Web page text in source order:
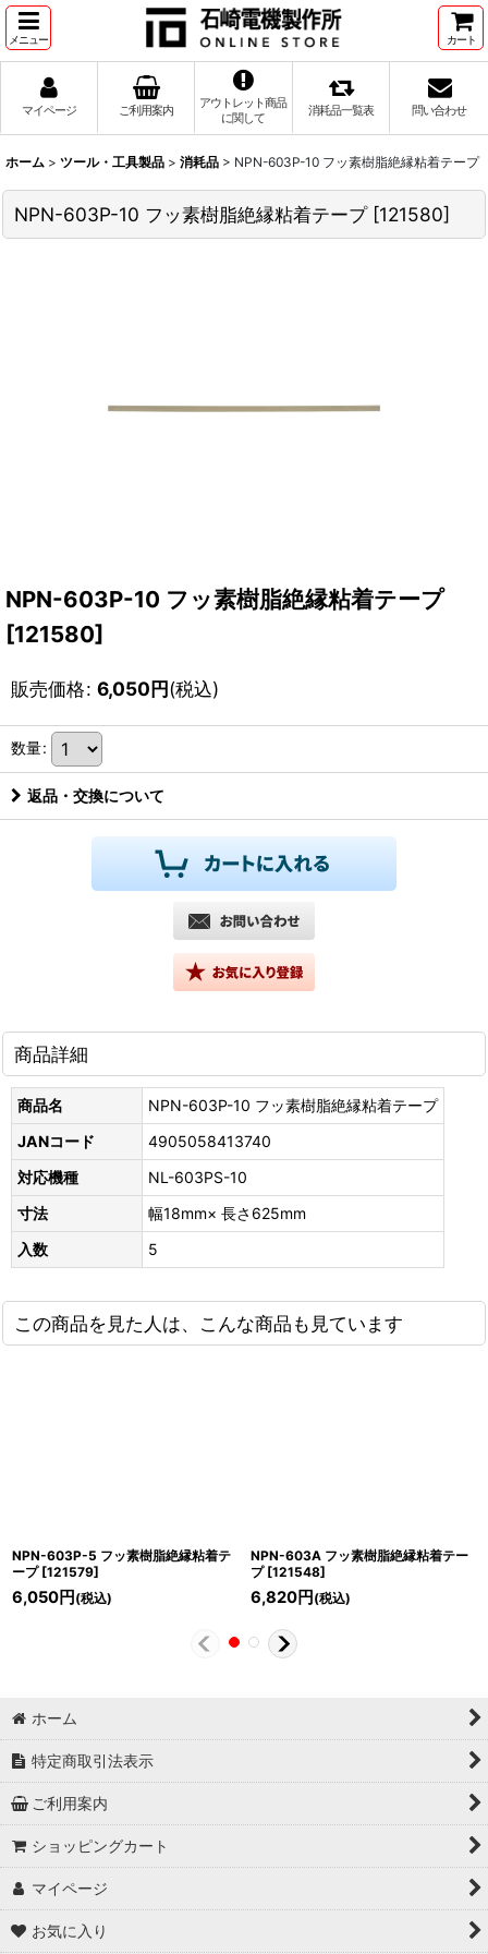
メニュー カート
マイページ ご利用案内
アウトレット商品
に関して
消耗品一覧表 問い合わせ
ホーム > ツール・工具製品 > 消耗品 > NPN-603P-10 フッ素樹脂絶縁粘着テープ
NPN-603P-10 フッ素樹脂絶縁粘着テープ [121580]
NPN-603P-10 フッ素樹脂絶縁粘着テープ
[121580]
販売価格: 6,050円(税込)
数量:
返品・交換について
商品詳細
商品名
NPN-603P-10 フッ素樹脂絶縁粘着テープ
JANコード
4905058413740
対応機種
NL-603PS-10
寸法
幅18mm× 長さ625mm
入数
5
この商品を見た人は、こんな商品も見ています
NPN-603P-5 フッ素樹脂絶縁粘着テ
ープ [121579]
6,050円 (税込)
NPN-603A フッ素樹脂絶縁粘着テー
プ [121548]
6,820円 (税込)
ホーム
特定商取引法表示
ご利用案内
ショッピングカート
マイページ
お気に入り